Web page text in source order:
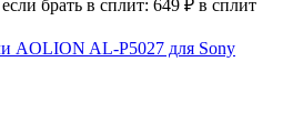
брать в сплит: 649 ₽ в сплит
AOLION AL-P5027 для Sony